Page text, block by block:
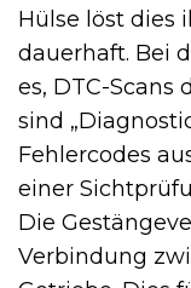
Hülse löst dies
dauerhaft. Bei
es, DTC-Scans
sind
Fehlercodes
einer
Die
Verbindung